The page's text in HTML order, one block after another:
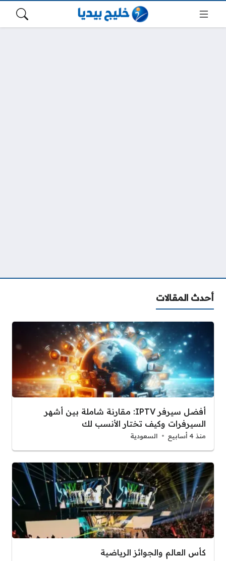
أحدث المقالات
أفضل سيرفر IPTV: مقارنة شاملة بين أشهر
السيرفرات وكيف تختار الأنسب لك
منذ 4 أسابيع السعودية
كأس العالم والجوائز الرياضية